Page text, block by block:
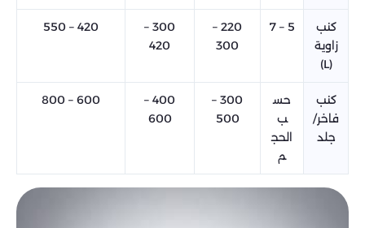
كنب
زاوية
(L)
5 – 7
220 –
300
300 –
420
420 – 550
كنب
فاخر/
جلد
حس
ب
الحج
م
300 –
500
400 –
600
600 – 800